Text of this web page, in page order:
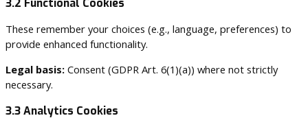
These remember your choices (e.g., language, preferences) to
provide enhanced functionality.
Legal basis:Consent (GDPR Art. 6(1)(a)) where not strictly
necessary.
3.3 Analytics Cookies